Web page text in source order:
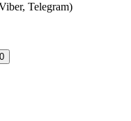
Telegram)